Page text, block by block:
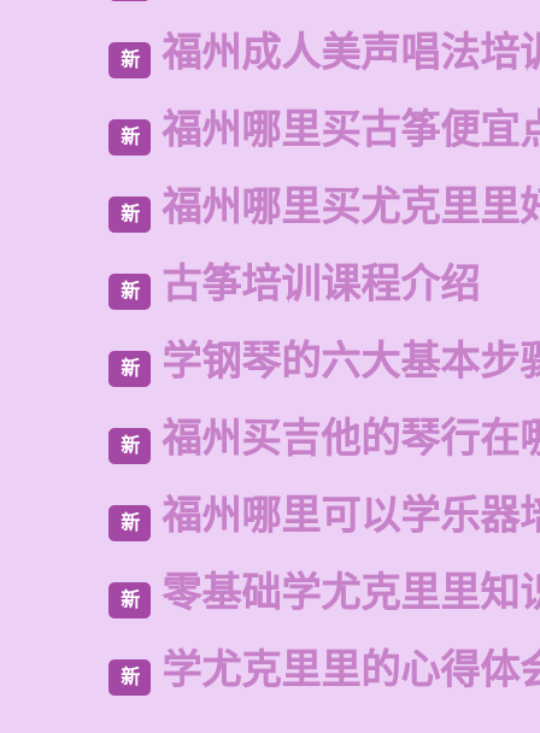
新 福州成人美声唱法培
新 福州哪里买古筝便宜
新 福州哪里买尤克里里
新 古筝培训课程介绍
新 学钢琴的六大基本步
新 福州买吉他的琴行在
新 福州哪里可以学乐器
新 零基础学尤克里里知
新 学尤克里里的心得体